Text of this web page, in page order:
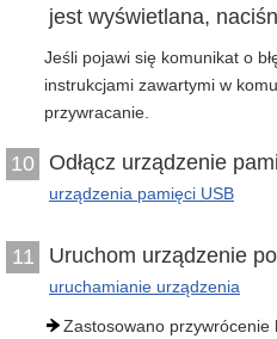
jest wyświetlana,
Jeśli pojawi się komunikat o
instrukcjami zawartymi w
przywracanie.
10 Odłącz urządzenie
urządzenia pamięci USB
11 Uruchom urządzenie
uruchamianie urządzenia
Zastosowano przywrócenie